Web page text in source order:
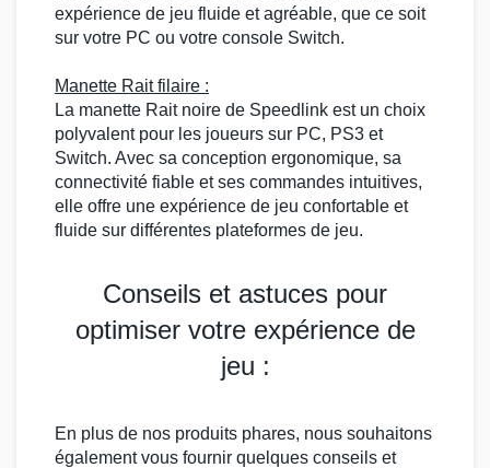
expérience de jeu fluide et agréable, que ce soit
sur votre PC ou votre console Switch.
Manette Rait filaire :
La manette Rait noire de Speedlink est un choix
polyvalent pour les joueurs sur PC, PS3 et
Switch. Avec sa conception ergonomique, sa
connectivité fiable et ses commandes intuitives,
elle offre une expérience de jeu confortable et
fluide sur différentes plateformes de jeu.
Conseils et astuces pour
optimiser votre expérience de
jeu :
En plus de nos produits phares, nous souhaitons
également vous fournir quelques conseils et